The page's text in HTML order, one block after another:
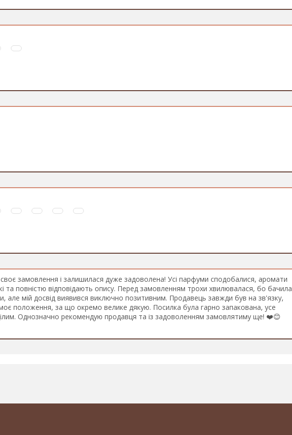
замовлення і залишилася дуже задоволена! Усі парфуми сподобалися, аромати
та повністю відповідають опису. Перед замовленням трохи хвилювалася, бо бачила
але мій досвід виявився виключно позитивним. Продавець завжди був на зв'язку,
положення, за що окремо велике дякую. Посилка була гарно запакована, усе
Однозначно рекомендую продавця та із задоволенням замовлятиму ще! ❤️😊